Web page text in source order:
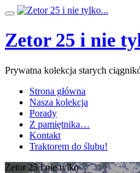
Przeskocz
treści
Przełącz
Zetor 25 i nie
Prywatna kolekcja starych
Strona główna
Nasza kolekcja
Porady
Z pamiętnika…
Kontakt
Traktorem do ślubu!
Zetor 25 i nie tylko